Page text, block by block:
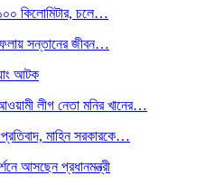
১০০ কিলোমিটার, চলে…
সন্তানের জীবন…
আটক
লীগ নেতা মনির খানের…
মাহিন সরকারকে…
আসছেন প্রধানমন্ত্রী